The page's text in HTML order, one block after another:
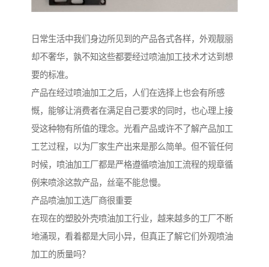
日常生活中我们身边所见到的产品各式各样，外观靓丽
却不奢华，孰不知这些都要经过喷油加工技术才达到想
要的标准。
产品在经过喷油加工之后，人们在选择上也会有所感
慨，能够让消费者在满足自己要求的同时，也心理上接
受这种物有所值的理念。光看产品或许不了解产品加工
工艺过程，以为厂家生产出来是那么简单。但不管任何
时候，喷油加工厂都是严格遵循喷油加工流程的规章循
例来喷涂这款产品，丝毫不能怠慢。
产品喷油加工选厂商很重要
在现在的塑胶外壳喷油加工行业，越来越多的工厂不断
地涌现，看着都是大同小异，但真正了解它们外观喷油
加工的质量吗？